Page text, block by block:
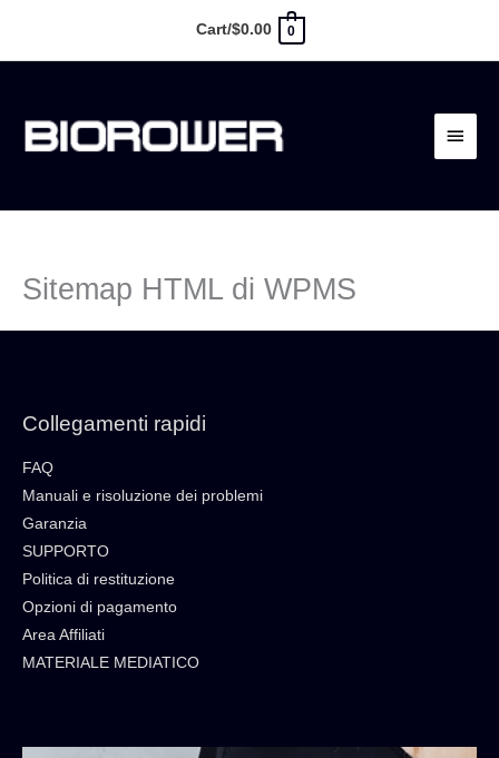
Cart/$0.00 0
Sitemap HTML di WPMS
Collegamenti rapidi
FAQ
Manuali e risoluzione dei problemi
Garanzia
SUPPORTO
Politica di restituzione
Opzioni di pagamento
Area Affiliati
MATERIALE MEDIATICO